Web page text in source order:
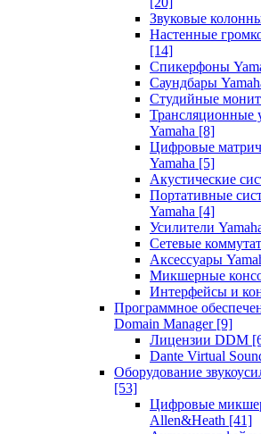
Звуковые
Настенные
[14]
Спикерфоны
Саундбары
Студийные
Трансляционные
Yamaha [8]
Цифровые
Yamaha [5]
Акустические
Портативные
Yamaha [4]
Усилители
Сетевые
Аксессуары
Микшерные
Интерфейсы и
Программное
Domain Manager [9]
Лицензии DDM
Dante Virtual
Оборудование
[53]
Цифровые
Allen&Heath [41]